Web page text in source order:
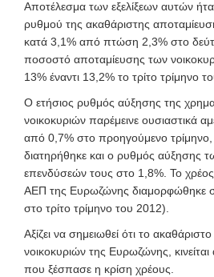
Αποτέλεσμα των εξελίξεων αυτών
ρυθμού της ακαθάριστης
κατά 3,1% από πτώση 2,3% στο
ποσοστό αποταμίευσης των
13% έναντι 13,2% το τρίτο τρίμηνο
Ο ετήσιος ρυθμός αύξησης της
νοικοκυριών παρέμεινε ουσιαστικά
από 0,7% στο προηγούμενο
διατηρήθηκε και ο ρυθμός αύξησης
επενδύσεών τους στο 1,8%. Το
ΑΕΠ της Ευρωζώνης διαμορφώθηκε
στο τρίτο τρίμηνο του 2012).
Αξίζει να σημειωθεί ότι το
νοικοκυριών της Ευρωζώνης,
που ξέσπασε η κρίση χρέους.